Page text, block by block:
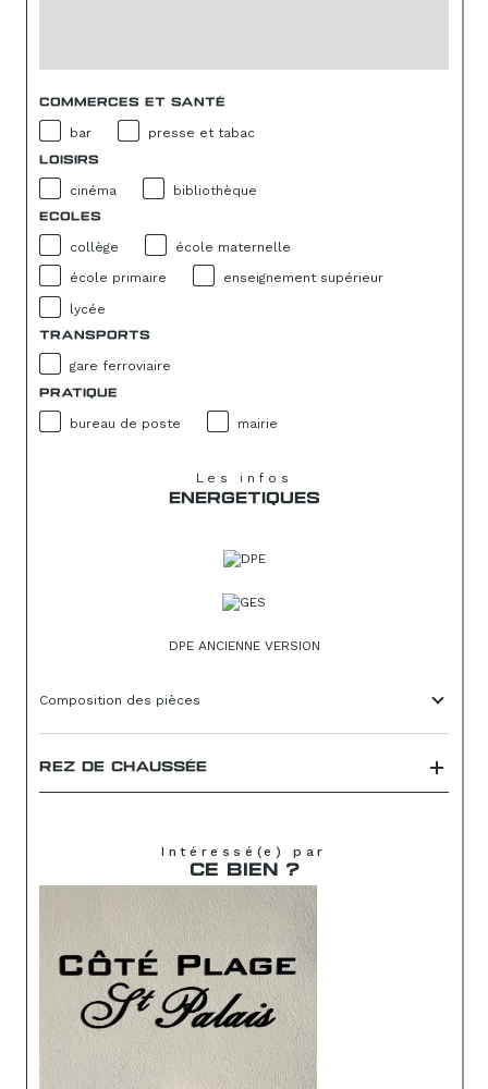
COMMERCES ET SANTÉ
bar presse et tabac
LOISIRS
cinéma bibliothèque
ECOLES
collège école maternelle
école primaire enseignement supérieur
lycée
TRANSPORTS
gare ferroviaire
PRATIQUE
bureau de poste mairie
Les infos
ENERGETIQUES
DPE ANCIENNE VERSION
Composition des pièces
REZ DE CHAUSSÉE
Intéressé(e) par
CE BIEN ?